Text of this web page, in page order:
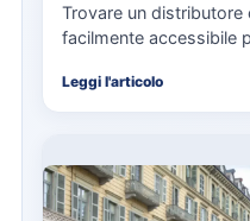
Trovare un distributore
facilmente accessibile
soprattutto…
Leggi l'articolo